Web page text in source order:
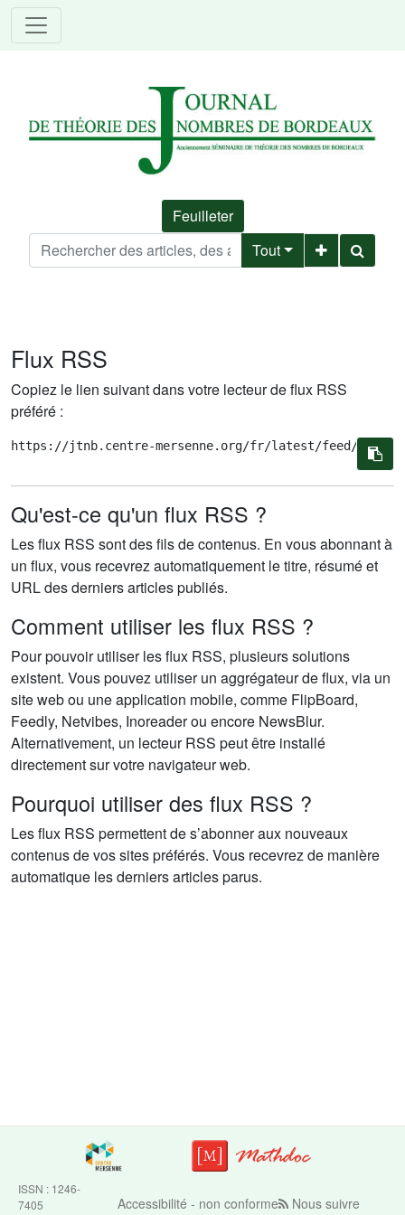
Feuilleter
Tout
Flux RSS
Copiez le lien suivant dans votre lecteur de flux RSS
préféré :
https://jtnb.centre-mersenne.org/fr/latest/feed/jtnb/
Qu'est-ce qu'un flux RSS ?
Les flux RSS sont des fils de contenus. En vous abonnant à
un flux, vous recevrez automatiquement le titre, résumé et
URL des derniers articles publiés.
Comment utiliser les flux RSS ?
Pour pouvoir utiliser les flux RSS, plusieurs solutions
existent. Vous pouvez utiliser un aggrégateur de flux, via un
site web ou une application mobile, comme FlipBoard,
Feedly, Netvibes, Inoreader ou encore NewsBlur.
Alternativement, un lecteur RSS peut être installé
directement sur votre navigateur web.
Pourquoi utiliser des flux RSS ?
Les flux RSS permettent de s’abonner aux nouveaux
contenus de vos sites préférés. Vous recevrez de manière
automatique les derniers articles parus.
ISSN : 1246-
7405
Accessibilité - non conforme Nous suivre